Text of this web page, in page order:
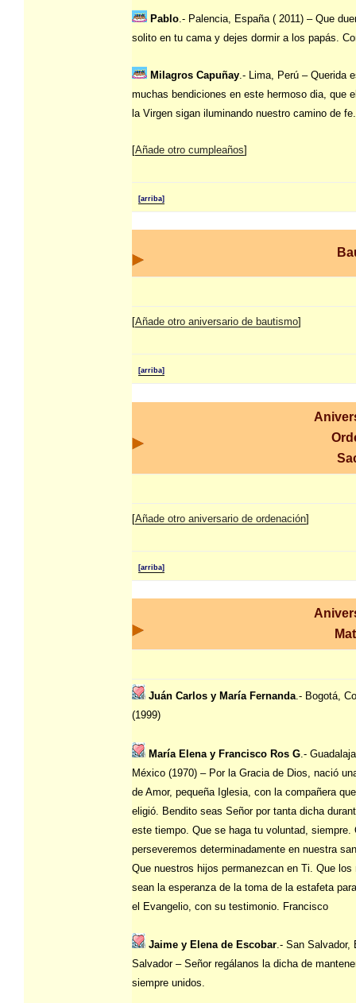
Pablo.- Palencia, España ( 2011) – Que
solito en tu cama y dejes dormir a los papás.
Milagros Capuñay .- Lima, Perú – Querida
muchas bendiciones en este hermoso dia, que
la Virgen sigan iluminando nuestro camino de
[Añade otro cumpleaños]
[arriba]
[Añade otro aniversario de bautismo]
[arriba]
[Añade otro aniversario de ordenación]
[arriba]
Juán Carlos y María Fernanda.- Bogotá,
(1999)
María Elena y Francisco Ros G .-
México (1970) – Por la Gracia de Dios, nació
de Amor, pequeña Iglesia, con la compañera
eligió. Bendito seas Señor por tanta dicha
este tiempo. Que se haga tu voluntad, siempre.
perseveremos determinadamente en nuestra
Que nuestros hijos permanezcan en Ti. Que los
sean la esperanza de la toma de la estafeta
el Evangelio, con su testimonio. Francisco
Jaime y Elena de Escobar.- San Salvador,
Salvador – Señor regálanos la dicha de
siempre unidos.